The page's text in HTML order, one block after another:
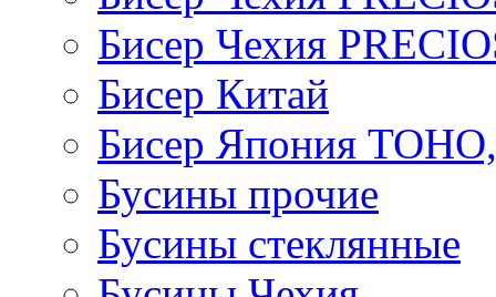
Бисер Чехия
Бисер Китай
Бисер Япония
Бусины прочие
Бусины стеклянные